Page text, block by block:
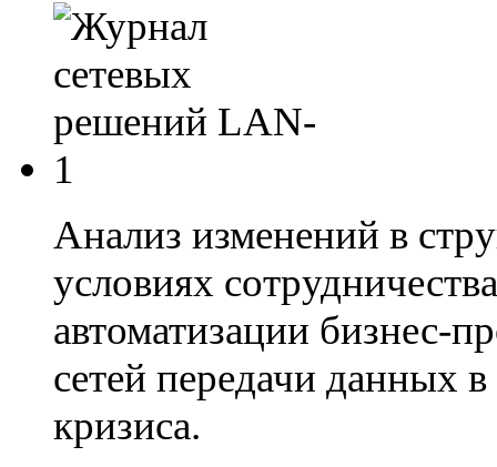
Анализ изменений в
условиях
автоматизации бизнес-
сетей передачи данных
кризиса.